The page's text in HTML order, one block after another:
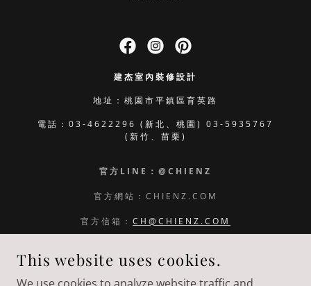
建杰室內裝修設計
地址：桃園市平鎮區育英路
電話： 03-4622296 (新北、桃園) 03-5935767
(新竹、苗栗)
官方LINE：@CHIENZ
官方網站：CHIENZ.COM
官方信箱： CH@CHIENZ.COM
This website uses cookies.